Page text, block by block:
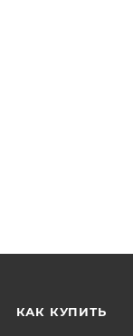
КАК КУПИТЬ